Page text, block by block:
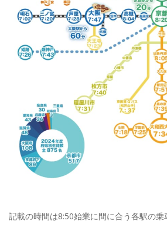
記載の時間は8:50始業に間に合う各駅の乗